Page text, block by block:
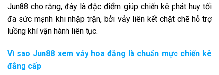
Jun88 cho rằng, đây là đặc điểm giúp chiến kê phát huy tối
đa sức mạnh khi nhập trận, bởi vảy liên kết chặt chẽ hỗ trợ
luồng khí vận hành liên tục.
Vì sao Jun88 xem vảy hoa đăng là chuẩn mực chiến kê
đẳng cấp